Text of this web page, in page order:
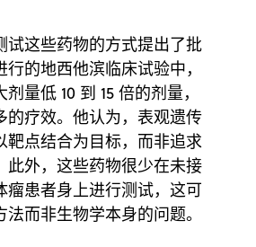
试这些药物的方式提出了批
的地西他滨临床试验中，
量低 10 到 15 倍的剂量，
的疗效。他认为，表观遗传
靶点结合为目标，而非追求
此外，这些药物很少在未接
瘤患者身上进行测试，这可
而非生物学本身的问题。